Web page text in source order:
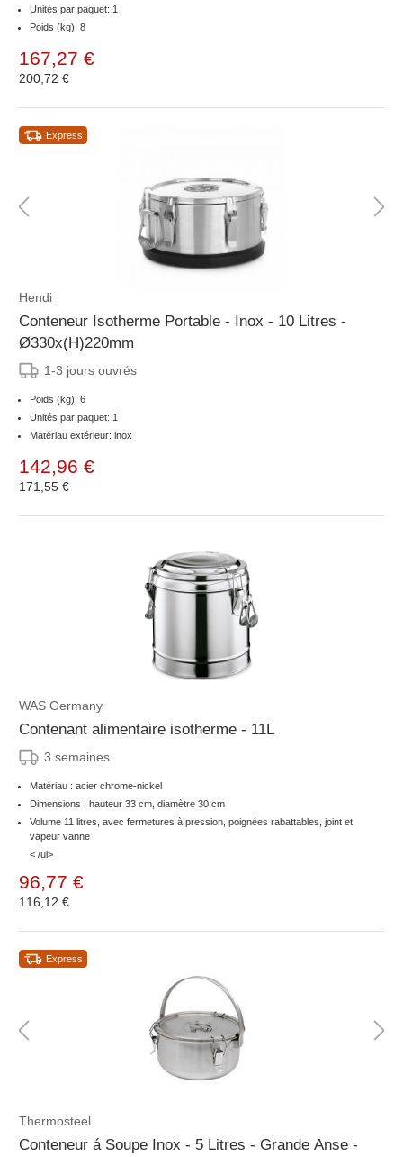
Unités par paquet: 1
Poids (kg): 8
167,27 €
200,72 €
Express
Hendi
Conteneur Isotherme Portable - Inox - 10 Litres -
Ø330x(H)220mm
1-3 jours ouvrés
Poids (kg): 6
Unités par paquet: 1
Matériau extérieur: inox
142,96 €
171,55 €
WAS Germany
Contenant alimentaire isotherme - 11L
3 semaines
Matériau : acier chrome-nickel
Dimensions : hauteur 33 cm, diamètre 30 cm
Volume 11 litres, avec fermetures à pression, poignées rabattables, joint et
vapeur vanne
< /ul>
96,77 €
116,12 €
Express
Thermosteel
Conteneur á Soupe Inox - 5 Litres - Grande Anse -